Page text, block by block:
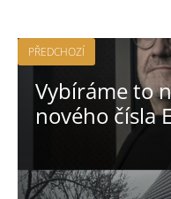
PŘEDCHOZÍ
Vybíráme to
nového čísla